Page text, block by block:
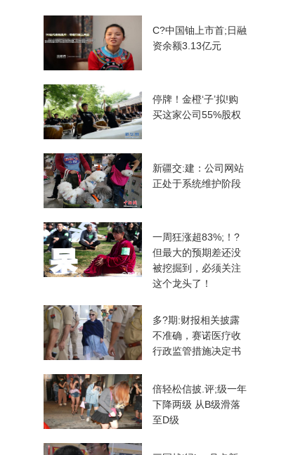
C?中国铀上市首;日融
资余额3.13亿元
停牌！金橙‘子’拟!购
买这家公司55%股权
新疆交:建：公司网站
正处于系统维护阶段
一周狂涨超83%;！?
但最大的预期差还没
被挖掘到，必须关注
这个龙头了！
多?期:财报相关披露
不准确，赛诺医疗收
行政监管措施决定书
倍轻松信披.评;级一年
下降两级 从B级滑落
至D级